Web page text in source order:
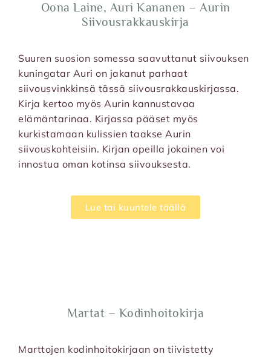
Oona Laine, Auri Kananen – Aurin
Siivousrakkauskirja
Suuren suosion somessa saavuttanut siivouksen
kuningatar Auri on jakanut parhaat
siivousvinkkinsä tässä siivousrakkauskirjassa.
Kirja kertoo myös Aurin kannustavaa
elämäntarinaa. Kirjassa pääset myös
kurkistamaan kulissien taakse Aurin
siivouskohteisiin. Kirjan opeilla jokainen voi
innostua oman kotinsa siivouksesta.
Lue tai kuuntele täällä
Martat – Kodinhoitokirja
Marttojen kodinhoitokirjaan on tiivistetty